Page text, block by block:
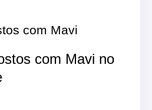
com Mavi
com Mavi no